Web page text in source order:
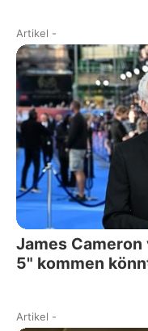
Artikel -
James
5" kommen
Artikel -